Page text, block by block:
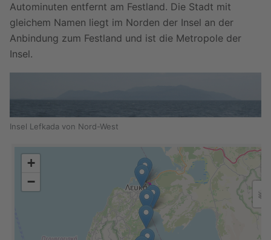
Autominuten entfernt am Festland. Die Stadt mit
gleichem Namen liegt im Norden der Insel an der
Anbindung zum Festland und ist die Metropole der
Insel.
Insel Lefkada von Nord-West
+
−